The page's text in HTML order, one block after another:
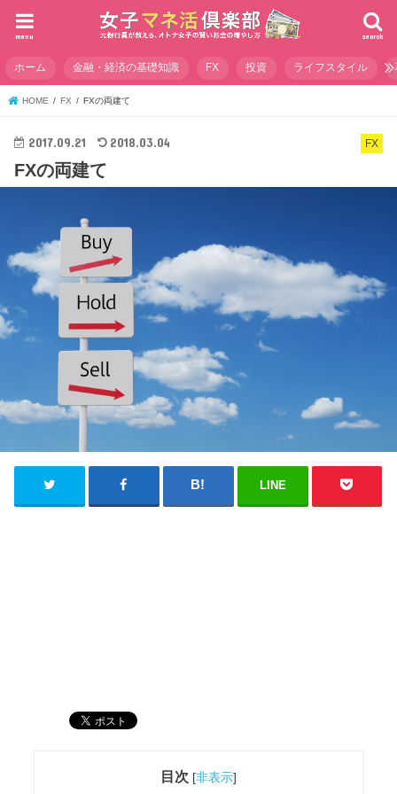
search
menu
ホーム 金融・経済の基礎知識 FX 投資 ライフスタイル
HOME FX FXの両建て
FX
2017.09.21 2018.03.04
FXの両建て
LINE
目次 [非表示]